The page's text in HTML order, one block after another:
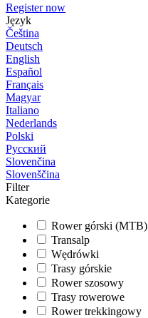
Register now
Język
Čeština
Deutsch
English
Español
Français
Magyar
Italiano
Nederlands
Polski
Русский
Slovenčina
Slovenščina
Filter
Kategorie
Rower górski (MTB)
Transalp
Wędrówki
Trasy górskie
Rower szosowy
Trasy rowerowe
Rower trekkingowy